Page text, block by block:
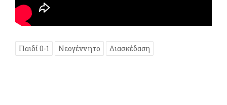
Παιδί 0-1 Νεογέννητο Διασκέδαση